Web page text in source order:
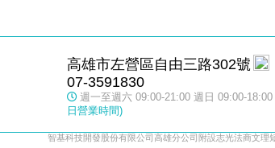
高雄市左營區自由三路302號
07-3591830
週一至週六 09:00-21:00 週日 09:00-18:00
日營業時間)
智基科技開發股份有限公司高雄分公司附設志光法商文理